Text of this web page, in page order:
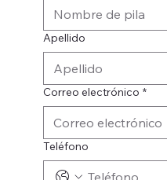
Apellido
Correo electrónico *
Teléfono